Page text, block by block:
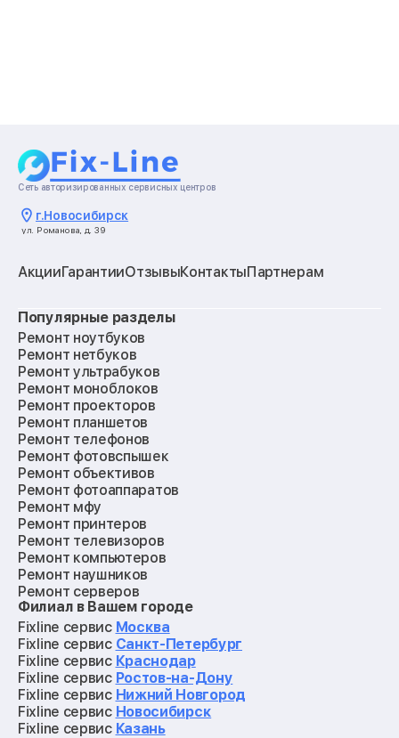
Сеть авторизированных сервисных центров
г.Новосибирск
ул. Романова, д. 39
АкцииГарантииОтзывыКонтактыПартнерам
Популярные разделы
Ремонт ноутбуков
Ремонт нетбуков
Ремонт ультрабуков
Ремонт моноблоков
Ремонт проекторов
Ремонт планшетов
Ремонт телефонов
Ремонт фотовспышек
Ремонт объективов
Ремонт фотоаппаратов
Ремонт мфу
Ремонт принтеров
Ремонт телевизоров
Ремонт компьютеров
Ремонт наушников
Ремонт серверов
Ремонт мониторов
Ремонт квадрокоптеров
Ремонт электросамокатов
Ремонт материнских плат
Ремонт видеокарт
Ремонт кофемашин
Ремонт vr систем
Ремонт игровых приставок
Филиал в Вашем городе
Fixline сервис Москва
Fixline сервис Санкт-Петербург
Fixline сервис Краснодар
Fixline сервис Ростов-на-Дону
Fixline сервис Нижний Новгород
Fixline сервис Новосибирск
Fixline сервис Казань